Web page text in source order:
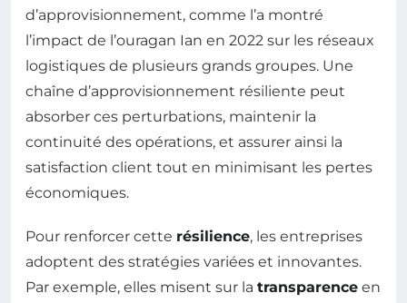
d’approvisionnement, comme l’a montré
l’impact de l’ouragan Ian en 2022 sur les réseaux
logistiques de plusieurs grands groupes. Une
chaîne d’approvisionnement résiliente peut
absorber ces perturbations, maintenir la
continuité des opérations, et assurer ainsi la
satisfaction client tout en minimisant les pertes
économiques.
Pour renforcer cette résilience, les entreprises
adoptent des stratégies variées et innovantes.
Par exemple, elles misent sur la transparence en